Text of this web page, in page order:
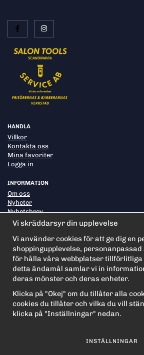
HANDLA
Villkor
Kontakta oss
Mina favoriter
Logga in
INFORMATION
Om oss
Nyheter
Nyhetsbrev
Om cookies
PRENUMERERA PÅ NYHETSBREVET FÖR VÅRA
ERBJUDANDEN OCH NYHETER!
E-
postadress
Vi skräddarsyr din upplevelse
Vi använder cookies för att ge dig en
shoppingupplevelse,
för hålla våra webbplatser tillförlitliga
detta ändamål samlar vi in
deras mönster och deras enheter.
Klicka på "Okej" om du tillåter alla
cookies du tillåter och vilka du vill
klicka på "Inställningar" nedan.
INSTÄLLNINGAR